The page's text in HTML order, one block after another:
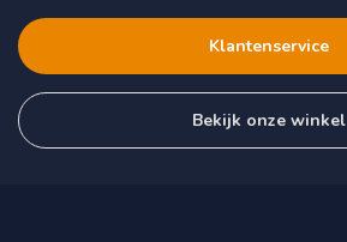
Klantenservice
Bekijk onze winkel